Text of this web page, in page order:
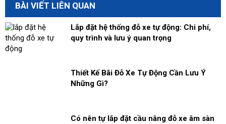
BÀI VIẾT LIÊN QUAN
Lắp đặt hệ thống đỗ xe tự động: Chi phí,
quy trình và lưu ý quan trọng
Thiết Kế Bãi Đỗ Xe Tự Động Cần Lưu Ý
Những Gì?
Có nên tự lắp đặt cầu nâng đỗ xe âm sàn